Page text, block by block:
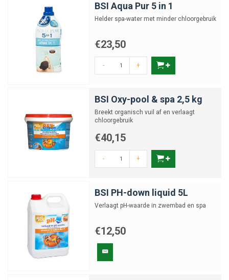
BSI Aqua Pur 5 in 1
Helder spa-water met minder chloorgebruik
€23,50
- +
BSI Oxy-pool & spa 2,5 kg
Breekt organisch vuil af en verlaagt
chloorgebruik
€40,15
- +
BSI PH-down liquid 5L
Verlaagt pH-waarde in zwembad en spa
€12,50